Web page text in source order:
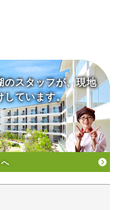
のスタッフが、現地
しています。